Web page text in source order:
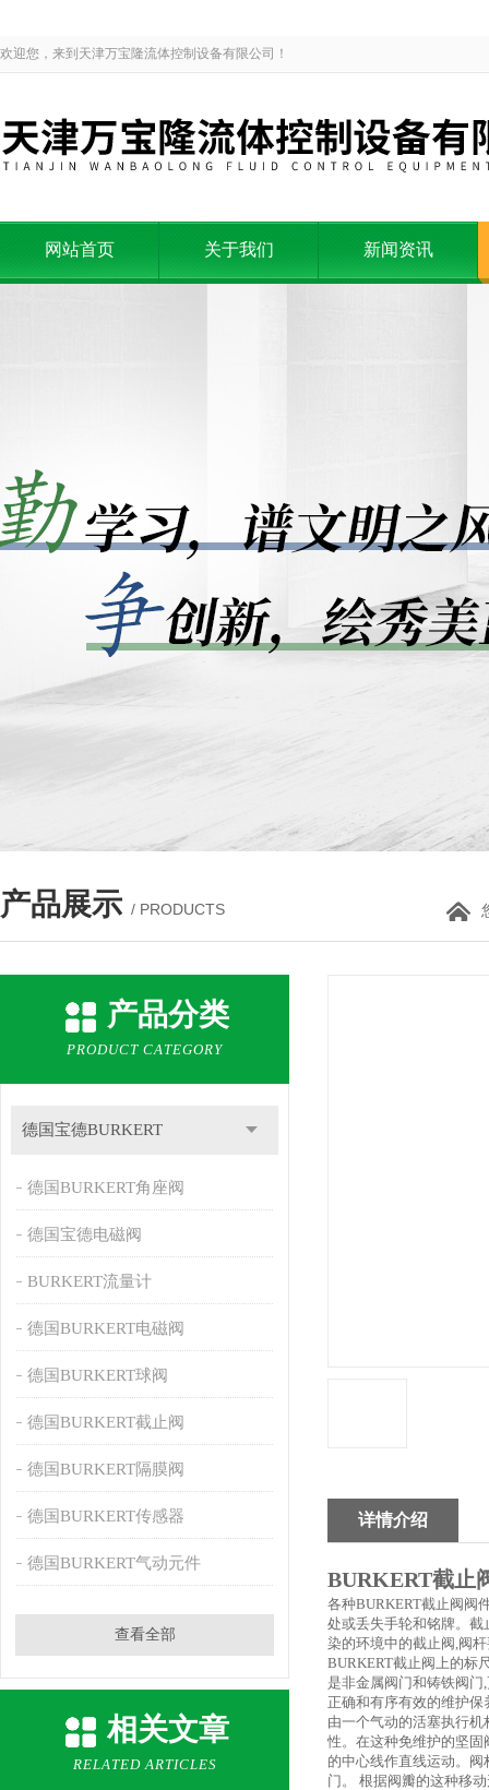
欢迎您，来到天津万宝隆流体控制设备有限公司！
网站首页 关于我们 新闻资讯
产品展示 / PRODUCTS
产品分类
PRODUCT CATEGORY
德国宝德BURKERT
德国BURKERT角座阀
德国宝德电磁阀
BURKERT流量计
德国BURKERT电磁阀
德国BURKERT球阀
德国BURKERT截止阀
德国BURKERT隔膜阀
德国BURKERT传感器
德国BURKERT气动元件
查看全部
相关文章
RELATED ARTICLES
详情介绍
BURKERT截止
各种BURKERT截止阀阀
处或丢失手轮和铭牌。
染的环境中的截止阀,阀
BURKERT截止阀上的标
是非金属阀门和铸铁阀
正确和有序有效的维护保
由一个气动的活塞执行机
性。在这种免维护的坚
的中心线作直线运动。
门。 根据阀瓣的这种移